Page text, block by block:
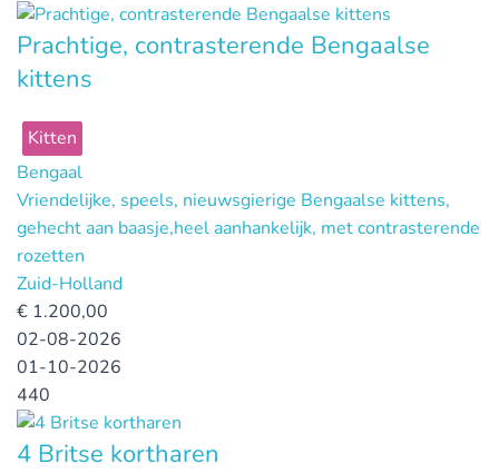
Prachtige, contrasterende Bengaalse
kittens
Kitten
Bengaal
Vriendelijke, speels, nieuwsgierige Bengaalse kittens,
gehecht aan baasje,heel aanhankelijk, met contrasterende
rozetten
Zuid-Holland
€ 1.200,00
02-08-2026
01-10-2026
440
4 Britse kortharen